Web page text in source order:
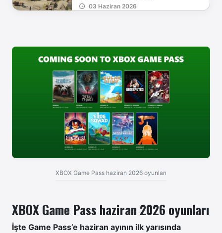
03 Haziran 2026
XBOX Game Pass haziran 2026 oyunları
XBOX Game Pass haziran 2026 oyunları
İşte Game Pass’e haziran ayının ilk yarısında